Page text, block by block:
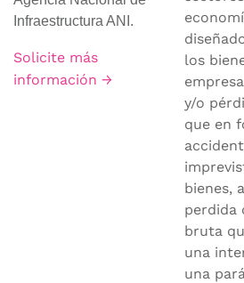
Infraestructura ANI.
Solicite más
información →
los
y/o
que en
bienes,
perdida
bruta
una
una